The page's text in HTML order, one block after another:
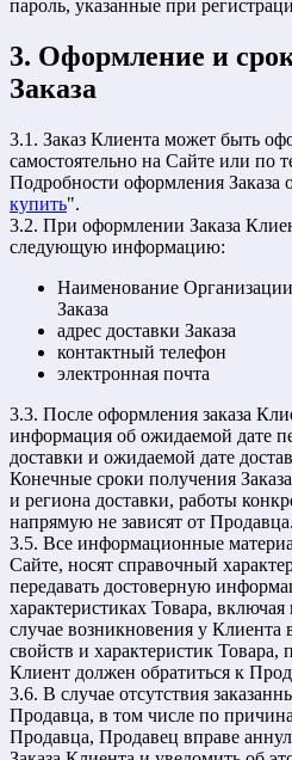
пароль, указанные при
3. Оформление и
Заказа
3.1. Заказ Клиента может быть
самостоятельно на Сайте или по
Подробности оформления Заказа
купить".
3.2. При оформлении Заказа
следующую информацию:
Наименование
Заказа
адрес доставки Заказа
контактный телефон
электронная почта
3.3. После оформления заказа
информация об ожидаемой дате
доставки и ожидаемой дате
Конечные сроки получения
и региона доставки, работы
напрямую не зависят от Продавца.
3.5. Все информационные
Сайте, носят справочный
передавать достоверную
характеристиках Товара,
случае возникновения у Клиента
свойств и характеристик Товара,
Клиент должен обратиться к
3.6. В случае отсутствия
Продавца, в том числе по
Продавца, Продавец вправе